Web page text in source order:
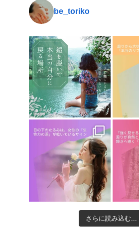
be_toriko
さらに読み込む...